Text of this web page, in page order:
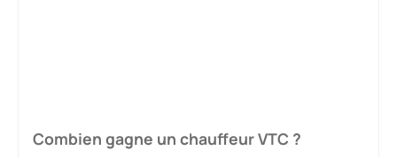
Combien gagne un chauffeur VTC ?